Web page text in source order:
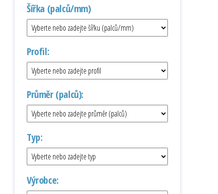
Šířka (palců/mm)
Profil:
Průměr (palců):
Typ:
Výrobce: